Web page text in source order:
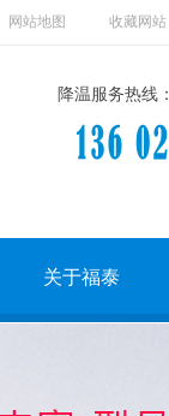
网站地图 收藏网站
降温服务热线：
关于福泰